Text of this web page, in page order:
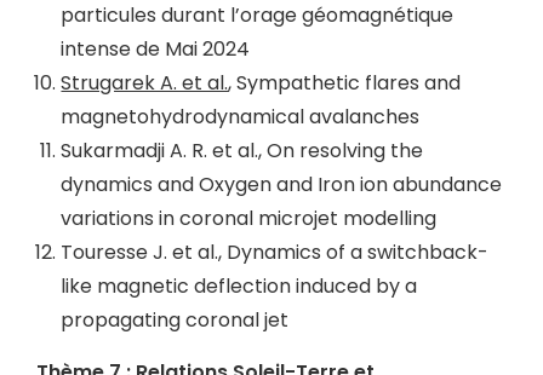
particules durant l’orage géomagnétique
intense de Mai 2024
Strugarek A. et al., Sympathetic flares and
magnetohydrodynamical avalanches
Sukarmadji A. R. et al., On resolving the
dynamics and Oxygen and Iron ion abundance
variations in coronal microjet modelling
Touresse J. et al., Dynamics of a switchback-
like magnetic deflection induced by a
propagating coronal jet